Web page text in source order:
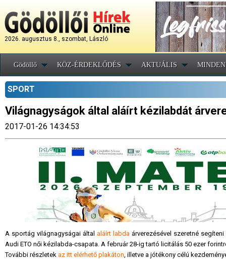
2026. augusztus 8., szombat, László
Gödöllő KÖZ-ÉRDEKLŐDÉS AKTUÁLIS
SPORT
Világnagyságok által aláírt kézilabdát
2017-01-26 14:34:53
A sportág világnagyságai általaláírt labda árverezésével szeretné
Audi ETO női kézilabda-csapata. A február 28-ig tartó licitálás 50 ezer
További részletek az itt elérhető plakáton, illetve a jótékony célú